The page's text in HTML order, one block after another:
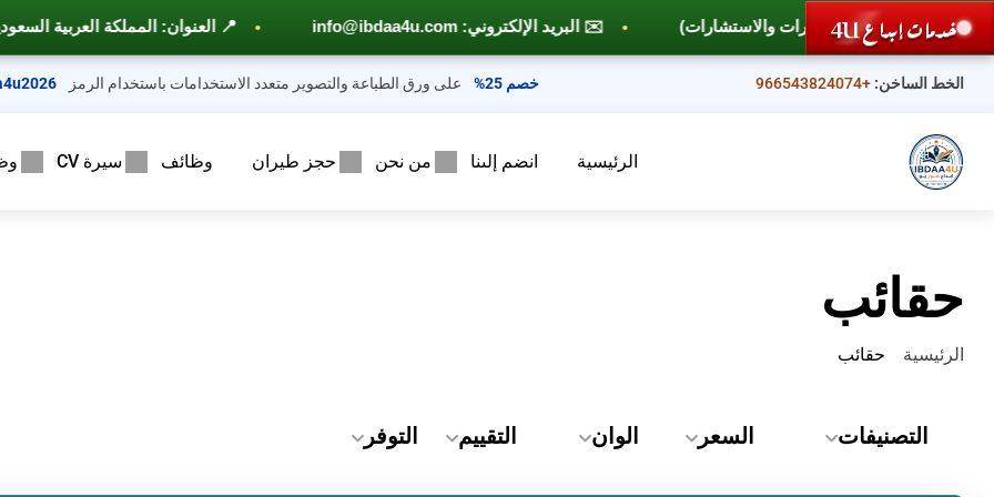
الخط الساخن: +966543824074 خصم 25% على ورق الطباعة والتصوير متعدد الاستخدامات باستخدام الرمز
خدمات إبداع 4U ✉️ البريد الإلكتروني: info@ibdaa4u.com 📍 العنوان: المملكة العربية السعودية - جازان - حي الشاطئ – مخطط 6 ــ شارع الأمير
الرئيسية انضم إلىنا من نحن حجز طيران وظائف سيرة CV
حقائب
الرئيسية حقائب
التصنيفات السعر
ر.س0.00
الوان التقييم التوفر